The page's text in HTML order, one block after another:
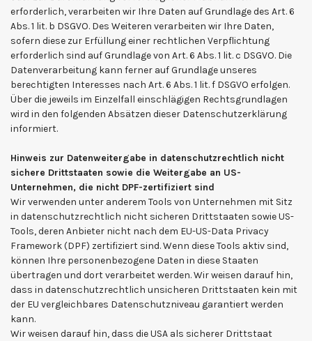
erforderlich, verarbeiten wir Ihre Daten auf Grundlage des Art. 6
Abs. 1 lit. b DSGVO. Des Weiteren verarbeiten wir Ihre Daten,
sofern diese zur Erfüllung einer rechtlichen Verpflichtung
erforderlich sind auf Grundlage von Art. 6 Abs. 1 lit. c DSGVO. Die
Datenverarbeitung kann ferner auf Grundlage unseres
berechtigten Interesses nach Art. 6 Abs. 1 lit. f DSGVO erfolgen.
Über die jeweils im Einzelfall einschlägigen Rechtsgrundlagen
wird in den folgenden Absätzen dieser Datenschutzerklärung
informiert.
Hinweis zur Datenweitergabe in datenschutzrechtlich nicht
sichere Drittstaaten sowie die Weitergabe an US-
Unternehmen, die nicht DPF-zertifiziert sind
Wir verwenden unter anderem Tools von Unternehmen mit Sitz
in datenschutzrechtlich nicht sicheren Drittstaaten sowie US-
Tools, deren Anbieter nicht nach dem EU-US-Data Privacy
Framework (DPF) zertifiziert sind. Wenn diese Tools aktiv sind,
können Ihre personenbezogene Daten in diese Staaten
übertragen und dort verarbeitet werden. Wir weisen darauf hin,
dass in datenschutzrechtlich unsicheren Drittstaaten kein mit
der EU vergleichbares Datenschutzniveau garantiert werden
kann.
Wir weisen darauf hin, dass die USA als sicherer Drittstaat